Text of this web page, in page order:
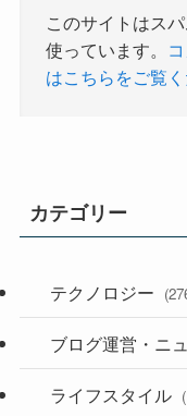
このサイトはス
使っています。
はこちらをご覧
カテゴリー
テクノロジー
(36)
(187)
ブログ運営・ニ
(118)
ライフスタイル